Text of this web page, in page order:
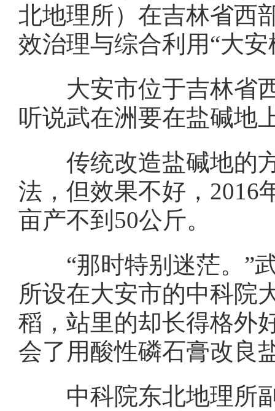
北地理所）在吉林省西
效治理与综合利用“大安
大安市位于吉林省西
听说武在洲要在盐碱地
传统改造盐碱地的方
法，但效果不好，2016
亩产不到50公斤。
“那时特别迷茫。”武
所设在大安市的中科院
稻，站里的却长得格外
会了用酸性磷石膏改良
中科院东北地理所副